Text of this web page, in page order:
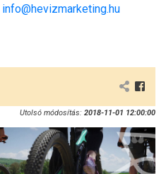
info@hevizmarketing.hu
Utolsó módosítás: 2018-11-01 12:00:00